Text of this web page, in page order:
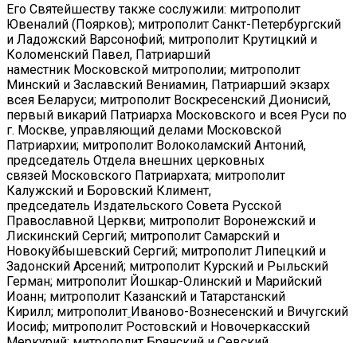
Его Святейшеству также сослужили: митрополит
Ювеналий (Поярков); митрополит Санкт-Петербургский
и Ладожский Варсонофий; митрополит Крутицкий и
Коломенский Павел, Патриарший
наместник Московской митрополии; митрополит
Минский и Заславский Вениамин, Патриарший экзарх
всея Беларуси; митрополит Воскресенский Дионисий,
первый викарий Патриарха Московского и всея Руси по
г. Москве, управляющий делами Московской
Патриархии; митрополит Волоколамский Антоний,
председатель Отдела внешних церковных
связей Московского Патриархата; митрополит
Калужский и Боровский Климент,
председатель Издательского Совета Русской
Православной Церкви; митрополит Воронежский и
Лискинский Сергий; митрополит Самарский и
Новокуйбышевский Сергий; митрополит Липецкий и
Задонский Арсений; митрополит Курский и Рыльский
Герман; митрополит Йошкар-Олинский и Марийский
Иоанн; митрополит Казанский и Татарстанский
Кирилл; митрополит Иваново-Вознесенский и Вичугский
Иосиф; митрополит Ростовский и Новочеркасский